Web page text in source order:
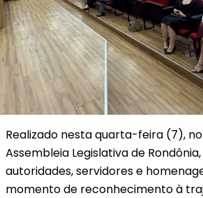
Realizado nesta quarta-feira (7),
Assembleia Legislativa de
autoridades, servidores e
momento de reconhecimento à